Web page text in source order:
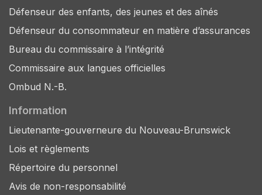
Défenseur des enfants, des jeunes et des aînés
Défenseur du consommateur en matière d’assurances
Bureau du commissaire à l’intégrité
Commissaire aux langues officielles
Ombud N.-B.
Information
Lieutenante-gouverneure du Nouveau-Brunswick
Lois et règlements
Répertoire du personnel
Avis de non-responsabilité